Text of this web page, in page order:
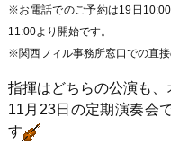
※お電話でのご予約は19日
11:00より開始です。
※関西フィル事務所窓口での直
指揮はどちらの公演も、
11月 23日の定期演奏会
す